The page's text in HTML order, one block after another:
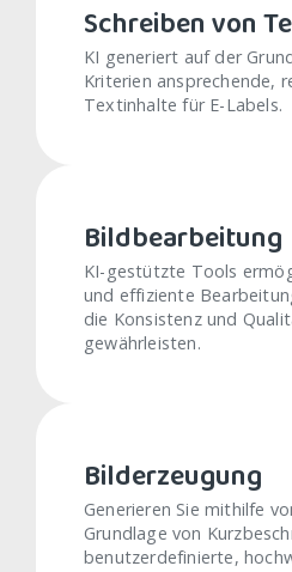
Schreiben von
KI generiert auf der
Kriterien ansprechende,
Textinhalte für E-Labels.
Bildbearbeitung
KI-gestützte Tools
und effiziente
die Konsistenz und
gewährleisten.
Bilderzeugung
Generieren Sie mithilfe
Grundlage von
benutzerdefinierte,